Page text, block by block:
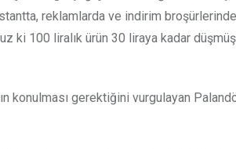
stantta, reklamlarda ve indirim
ki 100 liralık ürün 30 liraya kadar
konulması gerektiğini vurgulayan